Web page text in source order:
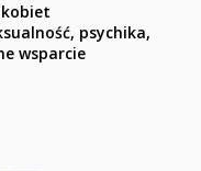
psychika,
wsparcie